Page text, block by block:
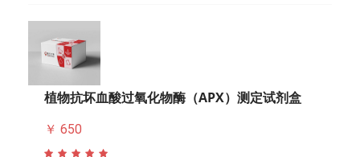
植物抗坏血酸过氧化物酶（APX）测定试剂盒
￥ 650